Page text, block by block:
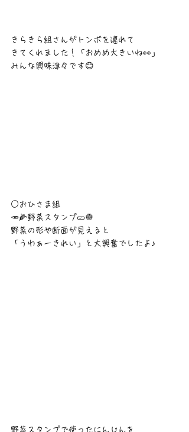
きらきら組さんがトンボを連れて
きてくれました！「おめめ大きいね👀」
みんな興味津々です😊
○おひさま組
🥕🌽野菜スタンプ🥒🧅
野菜の形や断面が見えると
「うわぁーきれい」と大興奮でしたよ♪
野菜スタンプで使ったにんじんを